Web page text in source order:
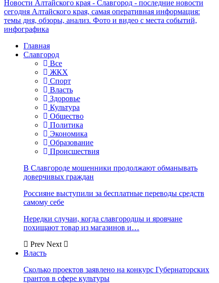
Новости Алтайского края - Славгород - последние новости
сегодня Алтайского края, самая оперативная информация:
темы дня, обзоры, анализ. Фото и видео с места событий,
инфографика
Главная
Славгород
Все
ЖКХ
Спорт
Власть
Здоровье
Культура
Общество
Политика
Экономика
Образование
Происшествия
В Славгороде мошенники продолжают обманывать
доверчивых граждан
Россияне выступили за бесплатные переводы средств
самому себе
Нередки случаи, когда славгородцы и яровчане
похищают товар из магазинов и…
Prev Next
Власть
Сколько проектов заявлено на конкурс Губернаторских
грантов в сфере культуры